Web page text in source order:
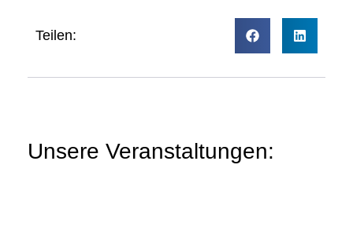
Teilen:
Unsere Veranstaltungen: